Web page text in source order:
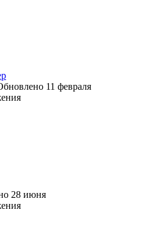
11 февраля
28 июня